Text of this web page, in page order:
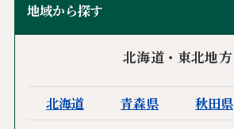
地域から探す
北海道・東北地方
北海道 青森県 秋田県